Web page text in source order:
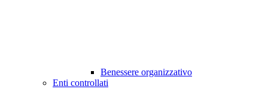
Benessere organizzativo
Enti controllati